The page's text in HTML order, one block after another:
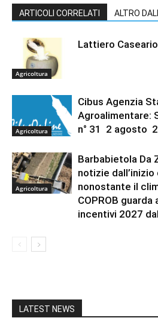
ARTICOLI CORRELATI ALTRO
Agricoltura
Lattiero
Agricoltura
Cibus Agenzia
Agroalimentare:
n° 31 2 agosto
Agricoltura
Barbabietola Da
notizie dall’inizio
nonostante il
COPROB
incentivi 2027
LATEST NEWS